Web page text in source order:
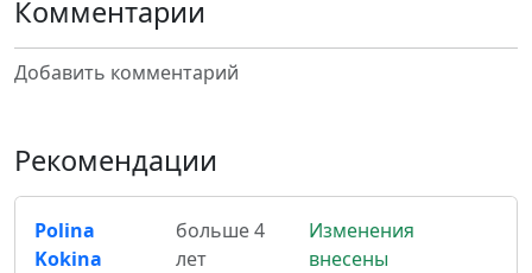
Комментарии
Добавить комментарий
Рекомендации
Polina
Kokina
больше 4
лет
Изменения
внесены